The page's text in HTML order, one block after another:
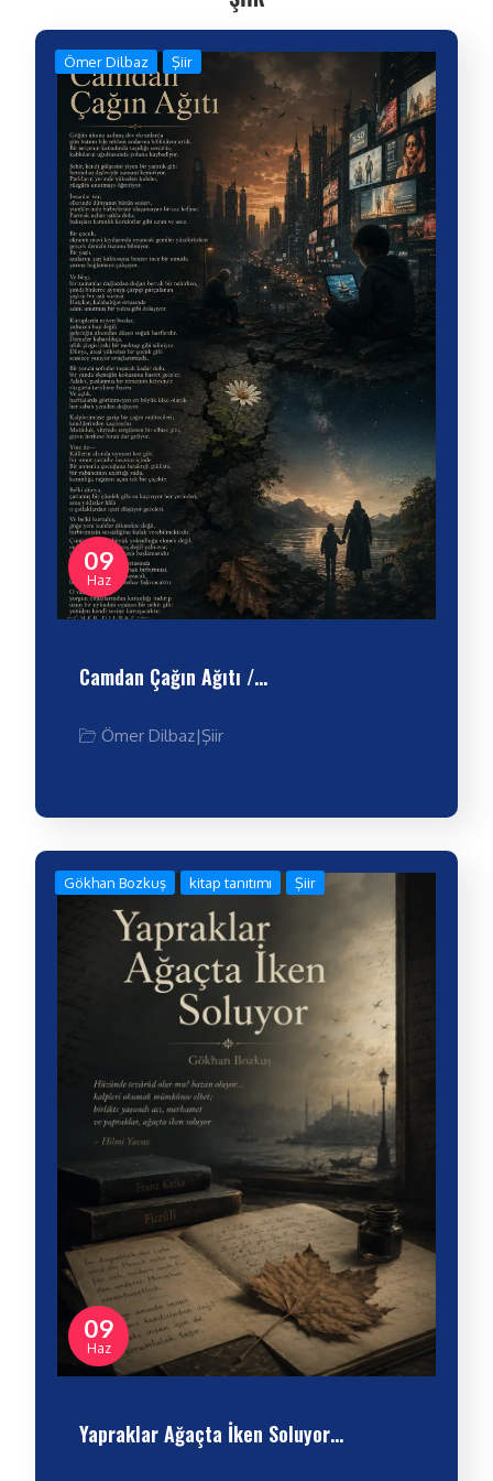
09
Haz
Ömer Dilbaz Şiir
Camdan Çağın Ağıtı /…
Ömer Dilbaz|Şiir
09
Haz
Gökhan Bozkuş kitap tanıtımı Şiir
Yapraklar Ağaçta İken Soluyor…